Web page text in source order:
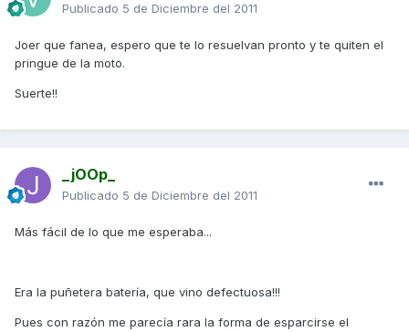
Publicado 5 de Diciembre del 2011
Joer que fanea, espero que te lo resuelvan pronto y te quiten el
pringue de la moto.
Suerte!!
_jOOp_
Publicado 5 de Diciembre del 2011
Más fácil de lo que me esperaba...
Era la puñetera batería, que vino defectuosa!!!
Pues con razón me parecía rara la forma de esparcirse el